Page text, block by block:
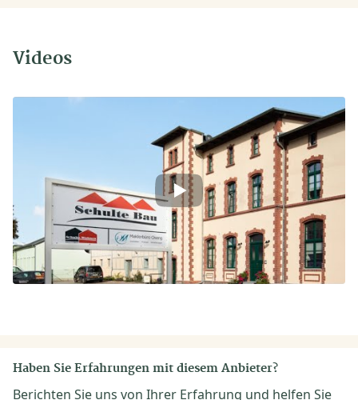
Videos
Haben Sie Erfahrungen mit diesem Anbieter?
Berichten Sie uns von Ihrer Erfahrung und helfen Sie